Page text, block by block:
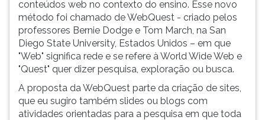
conteúdos web no contexto do ensino. Esse novo
método foi chamado de WebQuest - criado pelos
professores Bernie Dodge e Tom March, na San
Diego State University, Estados Unidos – em que
"Web" significa rede e se refere à World Wide Web e
"Quest" quer dizer pesquisa, exploração ou busca.
A proposta da WebQuest parte da criação de sites,
que eu sugiro também slides ou blogs com
atividades orientadas para a pesquisa em que toda